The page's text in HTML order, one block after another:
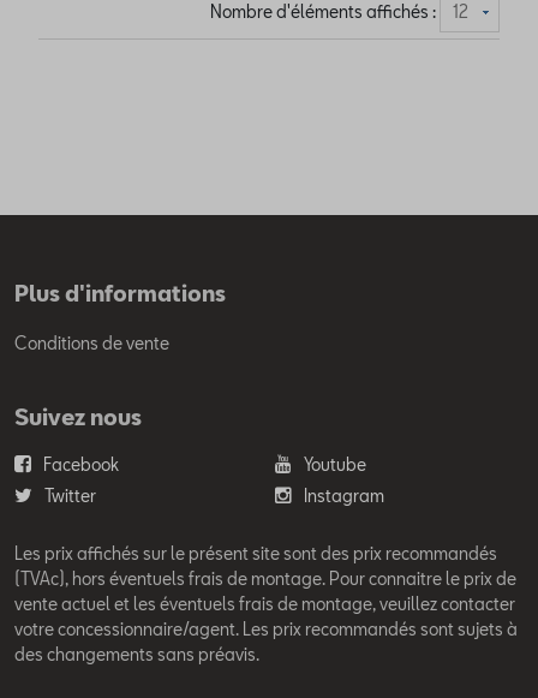
Nombre d'éléments affichés :
Plus d'informations
Conditions de vente
Suivez nous
Facebook
Youtube
Twitter
Instagram
Les prix affichés sur le présent site sont des prix recommandés
(TVAc), hors éventuels frais de montage. Pour connaitre le prix de
vente actuel et les éventuels frais de montage, veuillez contacter
votre concessionnaire/agent. Les prix recommandés sont sujets à
des changements sans préavis.